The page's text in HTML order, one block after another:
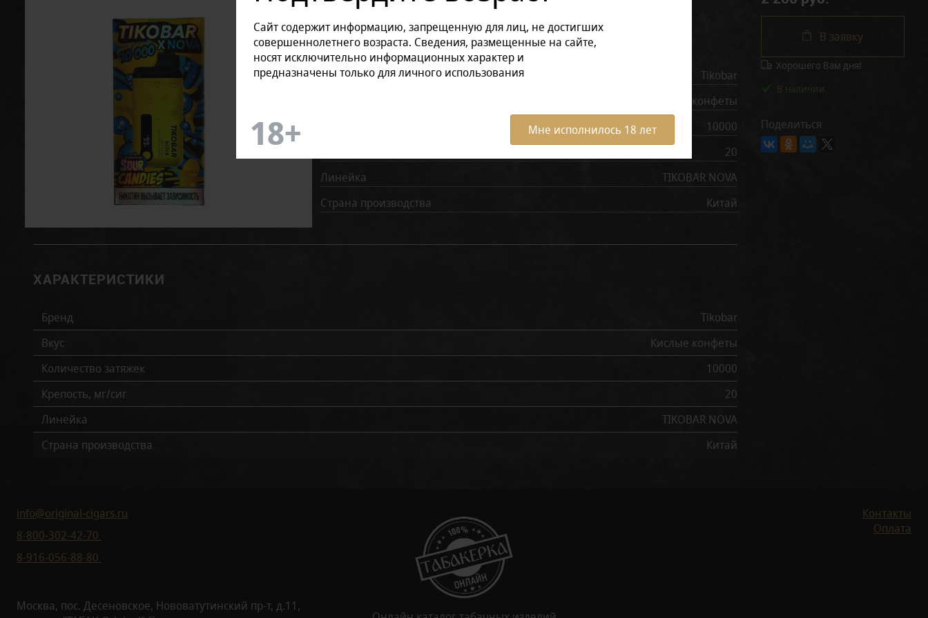
Сайт содержит информацию, запрещенную для лиц, не достигших
совершеннолетнего возраста. Сведения, размещенные на сайте,
носят исключительно информационных характер и
предназначены только для личного использования
Мне исполнилось 18 лет
Характеристики: Все характеристики
Бренд
Tikobar
Кислые конфеты
10000
20
Линейка
TIKOBAR NOVA
Страна производства
Китай
ХАРАКТЕРИСТИКИ
Бренд
Tikobar
Вкус
Кислые конфеты
Количество затяжек
10000
Крепость, мг/сиг
20
Линейка
TIKOBAR NOVA
Страна производства
Китай
В заявку
Хорошего Вам дня!
В наличии
Поделиться
info@original-cigars.ru
8-800-302-42-70
8-916-056-88-80
Москва, пос. Десеновское, Нововатутинский пр-т, д.11,
Контакты
Оплата